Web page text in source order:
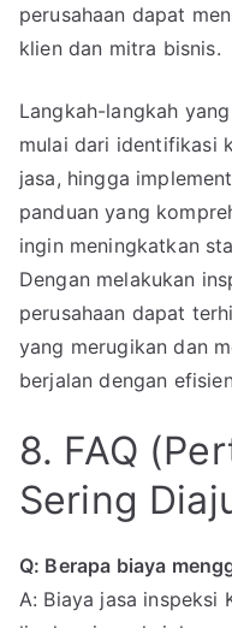
perusahaan dapat
klien dan mitra bisnis.
Langkah-langkah
mulai dari identifikasi
jasa, hingga
panduan yang
ingin meningkatkan
Dengan melakukan
perusahaan dapat
yang merugikan dan
berjalan dengan
8. FAQ
Sering
Q: Berapa biaya
A: Biaya jasa inspeksi